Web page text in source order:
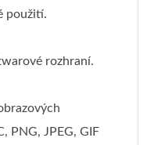
použití.
rozhraní.
PNG, JPEG, GIF